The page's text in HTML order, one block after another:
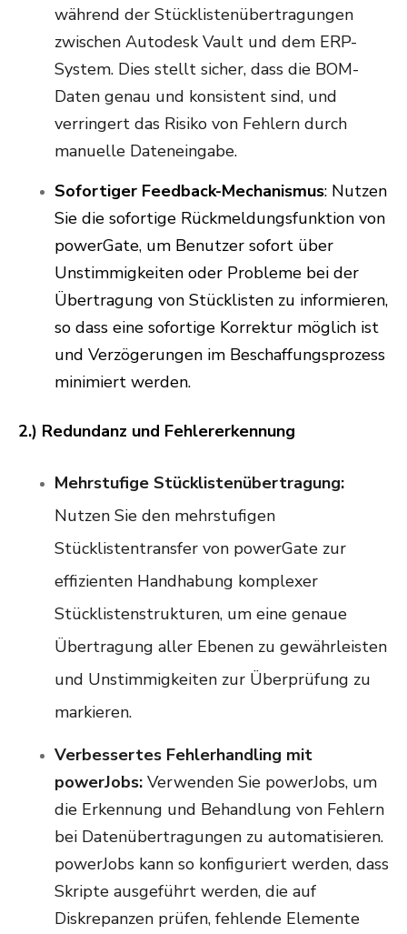
während der Stücklistenübertragungen
zwischen Autodesk Vault und dem ERP-
System. Dies stellt sicher, dass die BOM-
Daten genau und konsistent sind, und
verringert das Risiko von Fehlern durch
manuelle Dateneingabe.
Sofortiger Feedback-Mechanismus: Nutzen
Sie die sofortige Rückmeldungsfunktion von
powerGate, um Benutzer sofort über
Unstimmigkeiten oder Probleme bei der
Übertragung von Stücklisten zu informieren,
so dass eine sofortige Korrektur möglich ist
und Verzögerungen im Beschaffungsprozess
minimiert werden.
2.) Redundanz und Fehlererkennung
Mehrstufige Stücklistenübertragung:
Nutzen Sie den mehrstufigen
Stücklistentransfer von powerGate zur
effizienten Handhabung komplexer
Stücklistenstrukturen, um eine genaue
Übertragung aller Ebenen zu gewährleisten
und Unstimmigkeiten zur Überprüfung zu
markieren.
Verbessertes Fehlerhandling mit
powerJobs: Verwenden Sie powerJobs, um
die Erkennung und Behandlung von Fehlern
bei Datenübertragungen zu automatisieren.
powerJobs kann so konfiguriert werden, dass
Skripte ausgeführt werden, die auf
Diskrepanzen prüfen, fehlende Elemente